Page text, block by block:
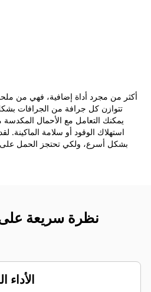
يمكنك التعامل مع الأحمال
استهلاك الوقود أو سلامة الماكينة.
بشكل أسرع، ولكي تحتجز الحمل
نظرة سريعة
الأداء